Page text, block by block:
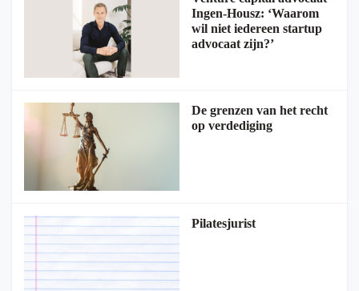
Ingen-Housz: ‘Waarom
wil niet iedereen startup
advocaat zijn?’
De grenzen van het recht
op verdediging
Pilatesjurist